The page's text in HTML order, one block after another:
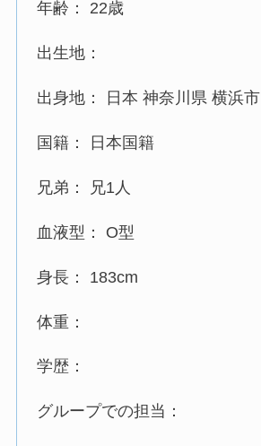
年齢： 22歳
出生地：
出身地： 日本 神奈川県 横浜市
国籍： 日本国籍
兄弟： 兄1人
血液型： O型
身長： 183cm
体重：
学歴：
グループでの担当：